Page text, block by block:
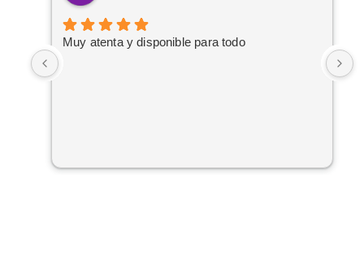
Muy atenta y disponible para todo